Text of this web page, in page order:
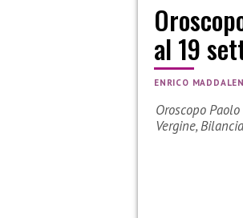
al 19
ENRICO
Oroscopo
Vergine,